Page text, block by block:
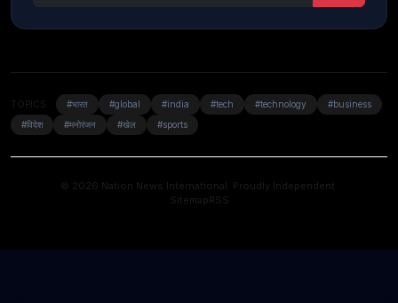
TOPICS: #भारत #global #india #tech #technology
#business
#विदेश
#मनोरंजन #खेल #sports
© 2026 Nation News International. Proudly Independent.
SitemapRSS